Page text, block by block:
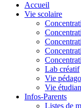
Accueil
Vie scolaire
Lab créatif
Vie
Vie
Infos-Parents
Listes de